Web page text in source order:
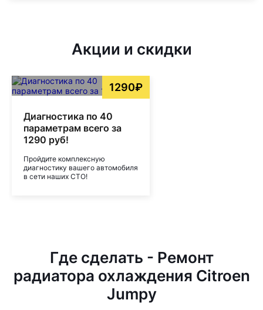
Акции и скидки
1290₽
Диагностика по 40
параметрам всего за
1290 руб!
Пройдите комплексную
диагностику вашего автомобиля
в сети наших СТО!
Где сделать - Ремонт
радиатора охлаждения Citroen
Jumpy